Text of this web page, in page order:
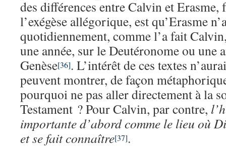
des différences entre Calvin et
l’exégèse allégorique, est qu’Erasme
quotidiennement, comme l’a fait
une année, sur le Deutéronome ou une
Genèse[36]. L’intérêt de ces textes
peuvent montrer, de façon
pourquoi ne pas aller directement à la
Testament ? Pour Calvin, par contre,
importante d’abord comme le lieu où
et se fait connaître[37].